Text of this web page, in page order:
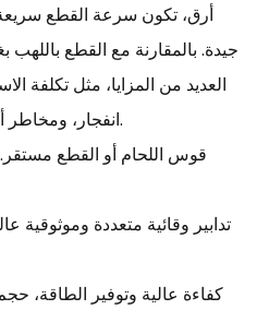
أرق، تكون سرعة القطع
جيدة. بالمقارنة مع القطع باللهب
العديد من المزايا، مثل تكلفة
انفجار، ومخاطر أو مخاطر أخرى تتعلق بالسلامة.